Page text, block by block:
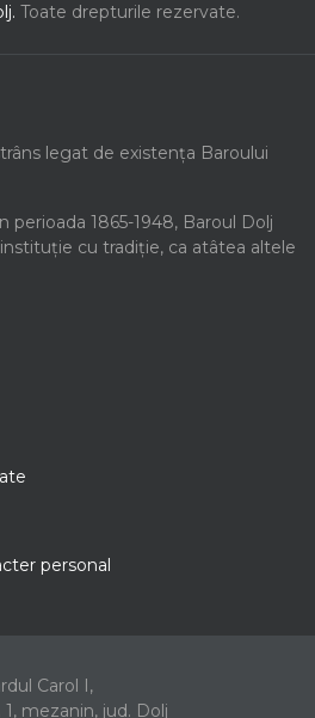
Toate drepturile rezervate.
legat de existența Baroului
perioada 1865-1948, Baroul Dolj
cu tradiție, ca atâtea altele
personal
Carol I,
1, mezanin, jud. Dolj